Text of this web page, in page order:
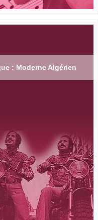
: Moderne Algérien